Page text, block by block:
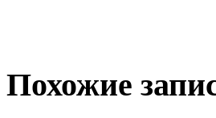
Похожие